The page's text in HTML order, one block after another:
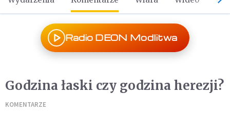
Radio DEON Modlitwa
Godzina łaski czy godzina herezji?
KOMENTARZE